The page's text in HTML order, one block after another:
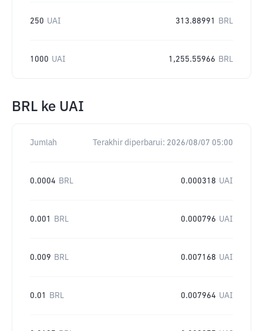
250 UAI 313.88991 BRL
1000 UAI 1,255.55966 BRL
BRL ke UAI
Jumlah Terakhir diperbarui: 2026/08/07 05:00
0.0004 BRL 0.000318 UAI
0.001 BRL 0.000796 UAI
0.009 BRL 0.007168 UAI
0.01 BRL 0.007964 UAI